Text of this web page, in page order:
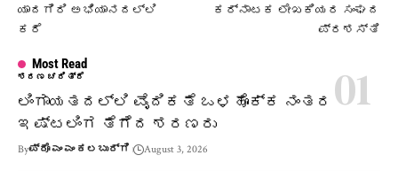
ಯಾದಗಿರಿ ಅಭಿಯಾನದಲ್ಲಿ
ಕರೆ
ಕರ್ನಾಟಕ ಲೇಖಕಿಯರ ಸಂಘದ
ಪ್ರಶಸ್ತಿ
Most Read
ಶರಣ ಚರಿತ್ರೆ
ಲಿಂಗಾಯತದಲ್ಲಿ ವೈದಿಕತೆ ಒಳಹೊಕ್ಕ ನಂತರ
ಇಷ್ಟಲಿಂಗ ತೆಗೆದ ಶರಣರು
Byಪ್ರೊ ಎಂ ಎಂ ಕಲಬುರ್ಗಿ August 3, 2026